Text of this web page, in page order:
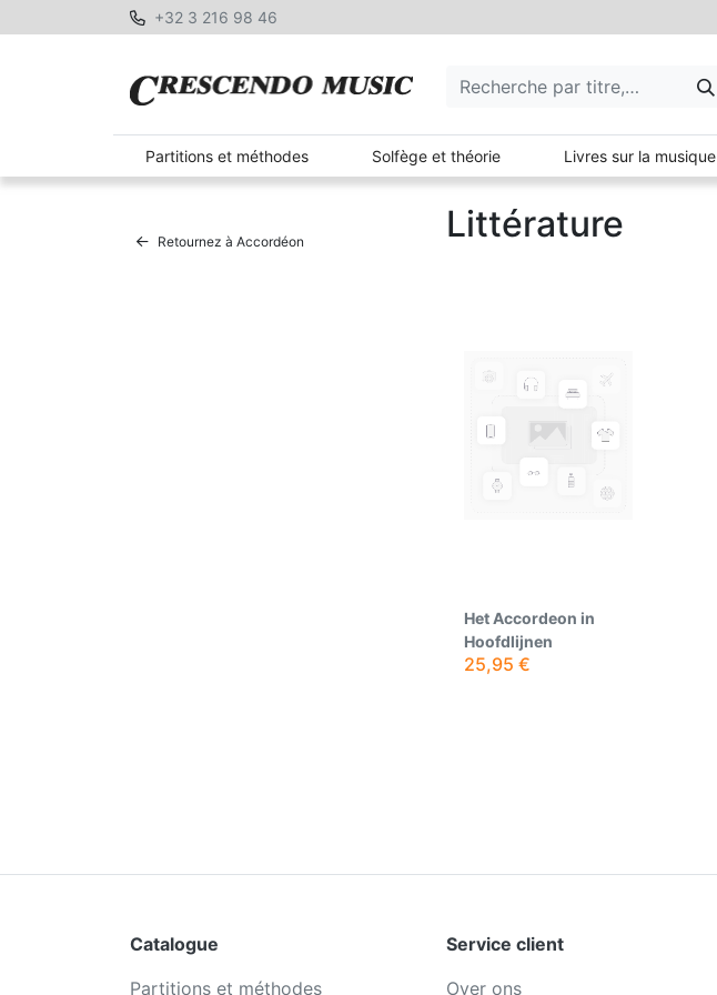
+32 3 216 98 46
Partitions et méthodes Solfège et théorie Livres sur la musique
Retournez à Accordéon Littérature
Het Accordeon in
Hoofdlijnen
25,95 €
Catalogue
Partitions et méthodes
Service client
Over ons